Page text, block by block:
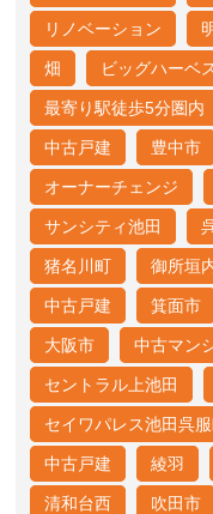
リノベーション
畑 ビッグハーベ
最寄り駅徒歩5分圏内
中古戸建 豊中市
オーナーチェンジ
サンシティ池田
猪名川町 御所垣
中古戸建 箕面市
大阪市 中古マン
セントラル上池田
セイワパレス池田呉
中古戸建 綾羽
清和台西 吹田市